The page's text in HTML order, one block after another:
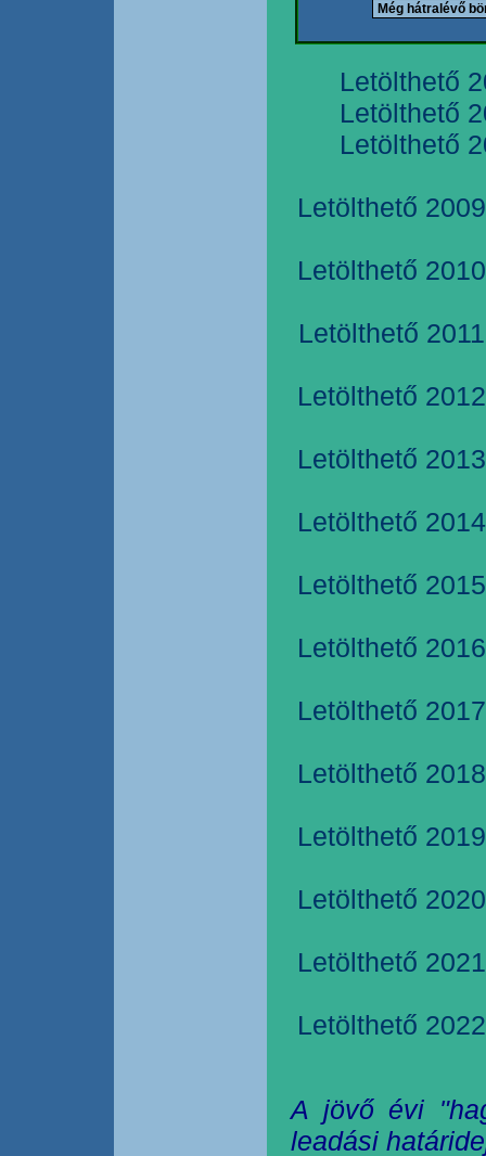
Letölthető
Letölthető
Letölthető
Letölthető
Letölthető
Letölthető
Letölthető
Letölthető
Letölthető
Letölthető
Letölthető
Letölthető
Letölthető
Letölthető
Letölthető
Letölthető
Letölthető
A jövő évi
leadási